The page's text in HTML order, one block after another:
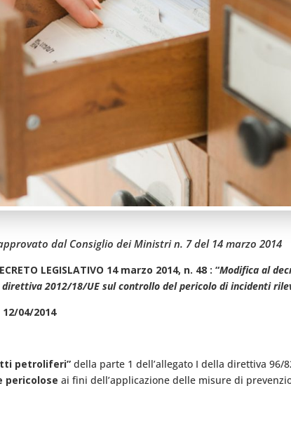
dal Consiglio dei Ministri n. 7 del 14 marzo 2014
LEGISLATIVO 14 marzo 2014, n. 48 : “Modifica al
direttiva 2012/18/UE sul controllo del pericolo di incidenti
04/2014
petroliferi” della parte 1 dell’allegato I della direttiva 96/
pericolose ai fini dell’applicazione delle misure di